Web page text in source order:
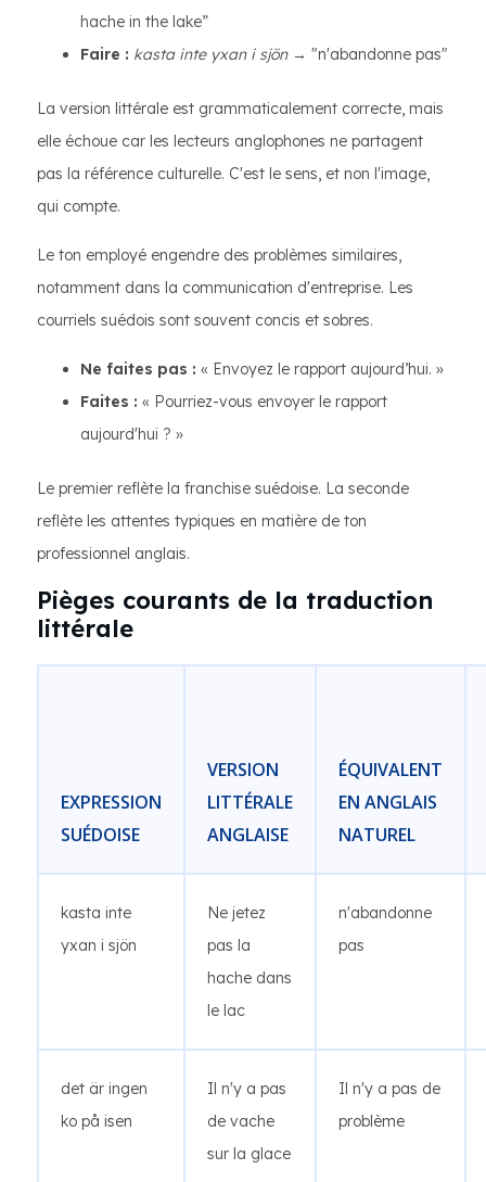
hache in the lake”
Faire : kasta inte yxan i sjön→ "n'abandonne pas"
La version littérale est grammaticalement correcte, mais
elle échoue car les lecteurs anglophones ne partagent
pas la référence culturelle. C'est le sens, et non l'image,
qui compte.
Le ton employé engendre des problèmes similaires,
notamment dans la communication d'entreprise. Les
courriels suédois sont souvent concis et sobres.
Ne faites pas : « Envoyez le rapport aujourd’hui. »
Faites : « Pourriez-vous envoyer le rapport
aujourd'hui ? »
Le premier reflète la franchise suédoise. La seconde
reflète les attentes typiques en matière de ton
professionnel anglais.
Pièges courants de la traduction
littérale
EXPRESSION
SUÉDOISE
VERSION
LITTÉRALE
ANGLAISE
ÉQUIVALENT
EN ANGLAIS
NATUREL
kasta inte
yxan i sjön
Ne jetez
pas la
hache dans
le lac
n'abandonne
pas
det är ingen
ko på isen
Il n'y a pas
de vache
sur la glace
Il n'y a pas de
problème